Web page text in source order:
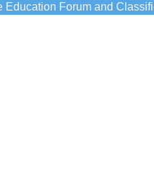
Education Forum and